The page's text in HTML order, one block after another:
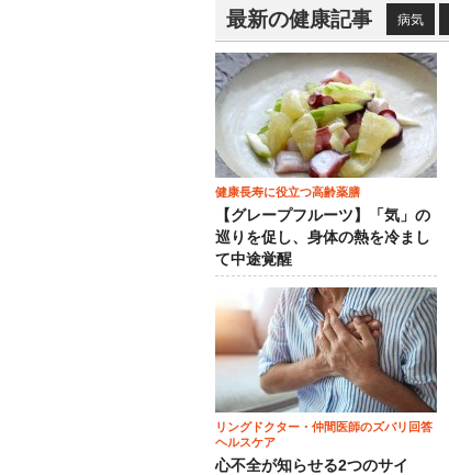
最新の健康記事 病気
健康長寿に役立つ高齢薬膳
【グレープフルーツ】「気」の
巡りを促し、身体の熱を冷まし
て中途覚醒
リングドクター・仲間医師のズバリ回答
ヘルスケア
心不全が知らせる2つのサイ